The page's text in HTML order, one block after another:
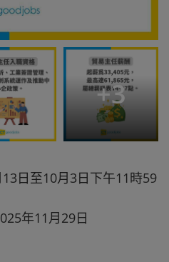
+3
日至10月3日下午11時59
年11月29日